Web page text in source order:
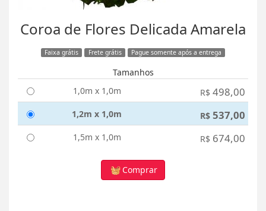
Coroa de Flores Delicada Amarela
Faixa grátis Frete grátis Pague somente após a entrega
Tamanhos
1,0m x 1,0m
R$ 498,00
1,2m x 1,0m R$ 537,00
1,5m x 1,0m R$ 674,00
Comprar